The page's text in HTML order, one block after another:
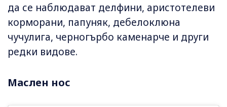
да се наблюдават делфини, аристотелеви
корморани, папуняк, дебелоклюна
чучулига, черногърбо каменарче и други
редки видове.
Маслен нос